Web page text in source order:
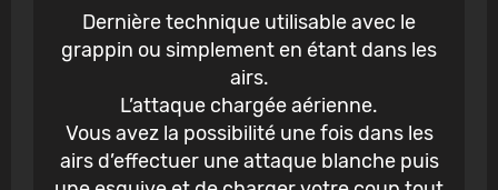
Dernière technique utilisable avec le
grappin ou simplement en étant dans les
airs.
L’attaque chargée aérienne.
Vous avez la possibilité une fois dans les
airs d’effectuer une attaque blanche puis